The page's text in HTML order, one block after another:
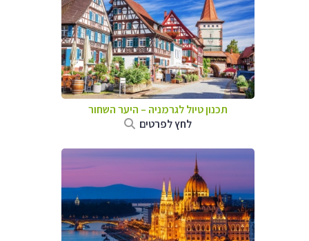
תכנון טיול לגרמניה – היער השחור
לחץ לפרטים